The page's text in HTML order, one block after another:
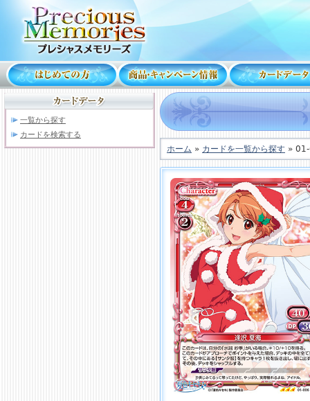
一覧から探す
カードを検索する
ホーム » カードを一覧から探す »